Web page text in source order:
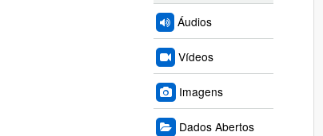
Áudios
Vídeos
Imagens
Dados Abertos